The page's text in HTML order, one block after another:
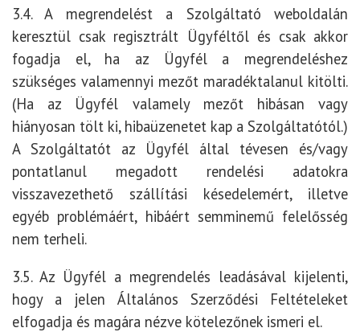
3.4. A megrendelést a Szolgáltató weboldalán
keresztül csak regisztrált Ügyféltől és csak akkor
fogadja el, ha az Ügyfél a megrendeléshez
szükséges valamennyi mezőt maradéktalanul kitölti.
(Ha az Ügyfél valamely mezőt hibásan vagy
hiányosan tölt ki, hibaüzenetet kap a Szolgáltatótól.)
A Szolgáltatót az Ügyfél által tévesen és/vagy
pontatlanul megadott rendelési adatokra
visszavezethető szállítási késedelemért, illetve
egyéb problémáért, hibáért semminemű felelősség
nem terheli.
3.5. Az Ügyfél a megrendelés leadásával kijelenti,
hogy a jelen Általános Szerződési Feltételeket
elfogadja és magára nézve kötelezőnek ismeri el.